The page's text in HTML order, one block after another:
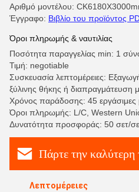
Αριθμό μοντέλου:
Έγγραφο: Βιβλίο του προϊόντος
Όροι πληρωμής & ναυτιλίας
Ποσότητα παραγγελίας min: 1
Τιμή: negotiable
Συσκευασία λεπτομέρειες:
ξύλινης θήκης ή διαπραγμάτευση
Χρόνος παράδοσης: 45 εργάσιμες
Όροι πληρωμής: L/C, Western
Δυνατότητα προσφοράς: 50 σετ/
Πάρτε την καλύτερη
Λεπτομέρειες